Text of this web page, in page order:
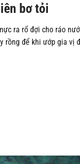
bơ tỏi
ra rổ đợi cho ráo
rồng để khi ướp gia vị